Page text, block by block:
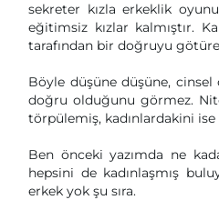
sekreter kızla erkeklik
eğitimsiz kızlar kalmıştır.
tarafından bir doğruyu
Böyle düşüne düşüne, cinsel
doğru olduğunu görmez.
törpülemiş, kadınlardakini
Ben önceki yazımda ne
hepsini de kadınlaşmış
erkek yok şu sıra.